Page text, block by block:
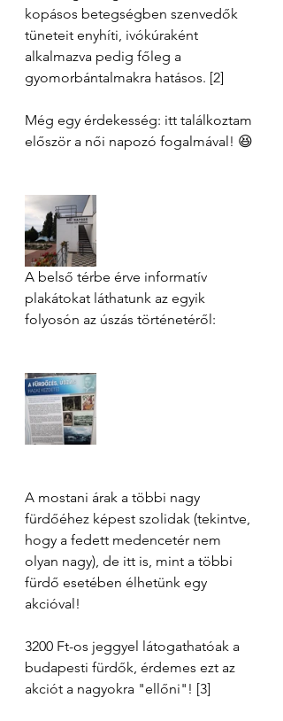
kopásos betegségben szenvedők
tüneteit enyhíti, ivókúraként
alkalmazva pedig főleg a
gyomorbántalmakra hatásos. [2]
Még egy érdekesség: itt találkoztam
először a női napozó fogalmával! 😆
A belső térbe érve informatív
plakátokat láthatunk az egyik
folyosón az úszás történetéről:
A mostani árak a többi nagy
fürdőéhez képest szolidak (tekintve,
hogy a fedett medencetér nem
olyan nagy), de itt is, mint a többi
fürdő esetében élhetünk egy
akcióval!
3200 Ft-os jeggyel látogathatóak a
budapesti fürdők, érdemes ezt az
akciót a nagyokra "ellőni"! [3]